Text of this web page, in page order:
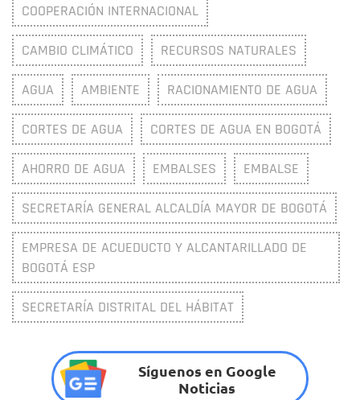
COOPERACIÓN INTERNACIONAL
CAMBIO CLIMÁTICO RECURSOS NATURALES
AGUA AMBIENTE RACIONAMIENTO DE AGUA
CORTES DE AGUA CORTES DE AGUA EN BOGOTÁ
AHORRO DE AGUA EMBALSES EMBALSE
SECRETARÍA GENERAL ALCALDÍA MAYOR DE BOGOTÁ
EMPRESA DE ACUEDUCTO Y ALCANTARILLADO DE
BOGOTÁ ESP
SECRETARÍA DISTRITAL DEL HÁBITAT
Síguenos en Google
Noticias